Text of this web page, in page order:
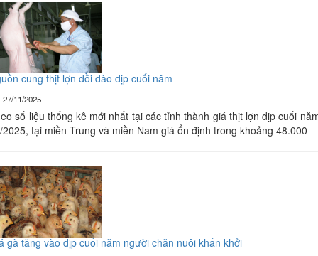
cung thịt lợn dồi dào dịp cuối năm
11/2025
số liệu thống kê mới nhất tại các tỉnh thành giá thịt lợn dịp cuối
2025, tại miền Trung và miền Nam giá ổn định trong khoảng 48.000
gà tăng vào dịp cuối năm người chăn nuôi khấn khởi